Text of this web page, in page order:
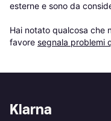
esterne e sono da
Hai notato qualcosa che
favore segnala problemi
Klarna